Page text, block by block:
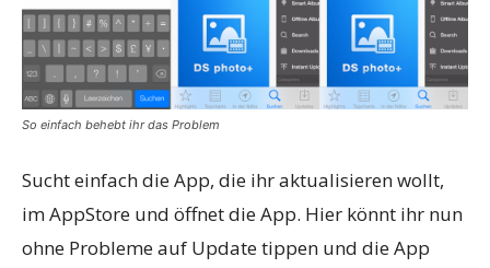
So einfach behebt ihr das Problem
Sucht einfach die App, die ihr aktualisieren wollt,
im AppStore und öffnet die App. Hier könnt ihr nun
ohne Probleme auf Update tippen und die App